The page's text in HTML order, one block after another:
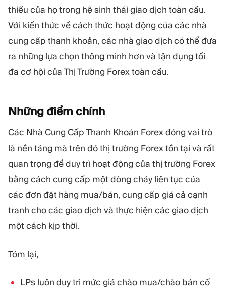
thiếu của họ trong hệ sinh thái giao dịch toàn cầu.
Với kiến thức về cách thức hoạt động của các nhà
cung cấp thanh khoản, các nhà giao dịch có thể đưa
ra những lựa chọn thông minh hơn và tận dụng tối
đa cơ hội của Thị Trường Forex toàn cầu.
Những điểm chính
Các Nhà Cung Cấp Thanh Khoản Forex đóng vai trò
là nền tảng mà trên đó thị trường Forex tồn tại và rất
quan trọng để duy trì hoạt động của thị trường Forex
bằng cách cung cấp một dòng chảy liên tục của
các đơn đặt hàng mua/bán, cung cấp giá cả cạnh
tranh cho các giao dịch và thực hiện các giao dịch
một cách kịp thời.
Tóm lại,
LPs luôn duy trì mức giá chào mua/chào bán cố